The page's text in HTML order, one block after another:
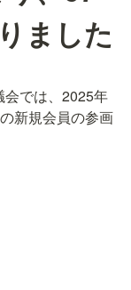
ました
会では、2025年
新規会員の参画